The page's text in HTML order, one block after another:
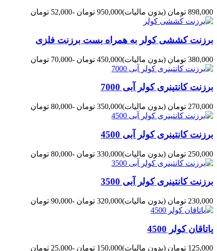
898,000 تومان (بدون مالیات)950,000 تومان -52,000 تومان
برزنت کششی کولر به همراه بست برزنت فلزی
380,000 تومان (بدون مالیات)450,000 تومان -70,000 تومان
برزنت کانتینری کولر آبی 7000
270,000 تومان (بدون مالیات)350,000 تومان -80,000 تومان
برزنت کانتینری کولر آبی 4500
250,000 تومان (بدون مالیات)330,000 تومان -80,000 تومان
برزنت کانتینری کولر آبی 3500
230,000 تومان (بدون مالیات)320,000 تومان -90,000 تومان
یاتاقان کولر 4500
125,000 تومان (بدون مالیات)150,000 تومان -25,000 تومان